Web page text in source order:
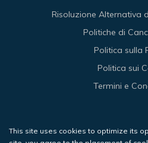
Risoluzione Alternativa
Politiche di
Politica sulla
Politica sui
Termini e
© 2026
This site uses cookies to optimize its